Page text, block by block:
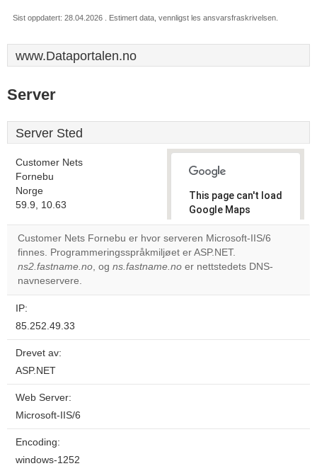
Sist oppdatert: 28.04.2026 . Estimert data, vennligst les ansvarsfraskrivelsen.
www.Dataportalen.no
Server
Server Sted
Customer Nets
Fornebu
Norge
59.9, 10.63
This page can't load
Google Maps
correctly.
Do you
own this
OK
Customer Nets Fornebu er hvor serveren Microsoft-IIS/6
finnes. Programmeringsspråkmiljøet er ASP.NET.
ns2.fastname.no, og ns.fastname.no er nettstedets DNS-
navneservere.
IP:
85.252.49.33
Drevet av:
ASP.NET
Web Server:
Microsoft-IIS/6
Encoding:
windows-1252